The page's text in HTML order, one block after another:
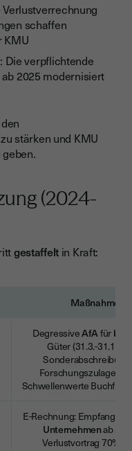
schaffen
KMU
: Die verpflichtende
2025 modernisiert
stärken und KMU
(2024-
gestaffeltin Kraft:
Maßnahmen
DegressiveAfAfür
Güter (31.3.-
Sonderabschreibung
Forschungszulage
Schwellenwerte
E-Rechnung:
Unternehmenab
Verlustvortrag 70%